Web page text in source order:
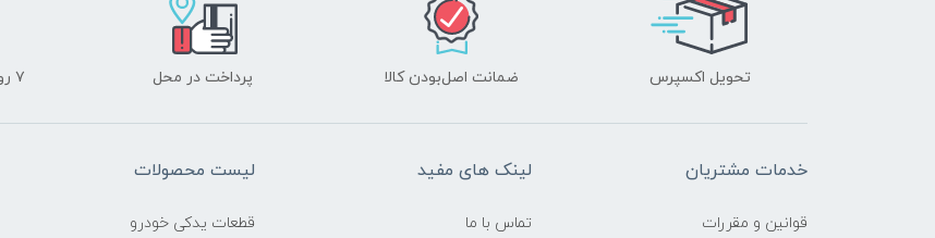
تحویل اکسپرس ضمانت اصل‌بودن کالا پرداخت در محل ۷ روز ضمانت بازگشت
خدمات مشتریان
قوانین و مقررات
لینک های مفید
تماس با ما
لیست محصولات
قطعات یدکی خودرو